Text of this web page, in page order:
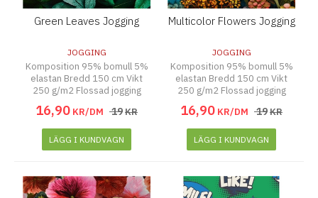
Green Leaves Jogging
JOGGING
Komposition 95% bomull 5%
elastan Bredd 150 cm Vikt
250 g/m2 Flossad jogging
16,90 KR/DM 19KR
LÄGG I KUNDVAGN
Multicolor Flowers Jogging
JOGGING
Komposition 95% bomull 5%
elastan Bredd 150 cm Vikt
250 g/m2 Flossad jogging
16,90 KR/DM 19KR
LÄGG I KUNDVAGN